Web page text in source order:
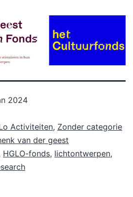
2024
Activiteiten, Zonder categorie
van der geest
HGLO-fonds, lichtontwerpen,